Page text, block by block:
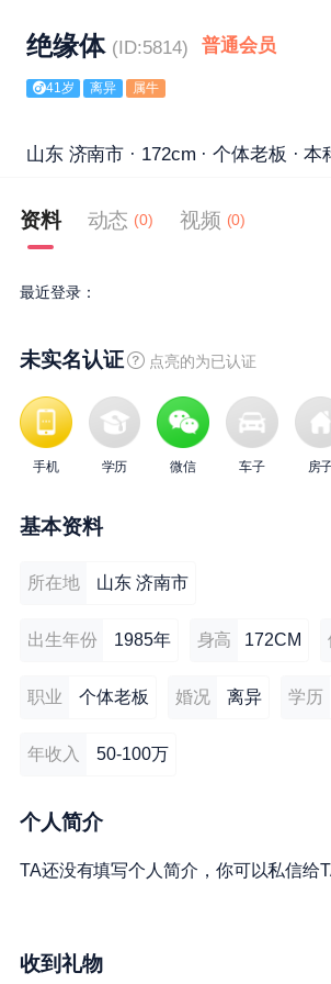
绝缘体 (ID:5814) 普通会员
41岁 离异 属牛
山东 济南市 · 172cm · 个体老板 · 本
资料 动态 (0) 视频 (0)
最近登录：
未实名认证 点亮的为已认证
手机 学历 微信 车子 房
基本资料
所在地 山东 济南市
出生年份 1985年 身高 172CM
职业 个体老板 婚况 离异 学历
年收入 50-100万
个人简介
TA还没有填写个人简介，你可以私信给
收到礼物